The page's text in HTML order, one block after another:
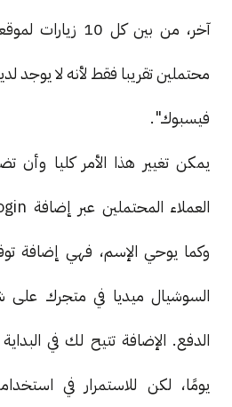
محتملين تقريبا فقط لأنه لا
فيسبوك".
يمكن تغيير هذا الأمر كليا
وكما يوحي الإسم، فهي إضافة
السوشيال ميديا في متجرك على